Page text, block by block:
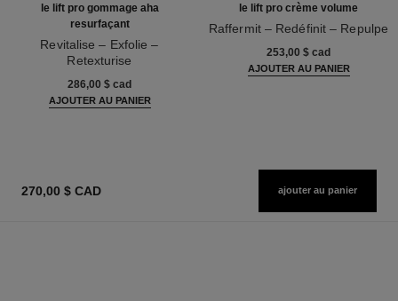
le lift pro gommage aha
resurfaçant
Revitalise – Exfolie –
Retexturise
286,00 $ cad
AJOUTER AU PANIER
le lift pro crème volume
Raffermit – Redéfinit – Repulpe
253,00 $ cad
AJOUTER AU PANIER
270,00 $ CAD ajouter au panier